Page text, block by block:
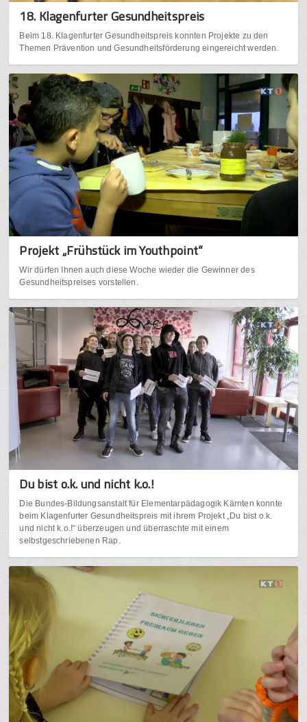
18. Klagenfurter Gesundheitspreis
Beim 18. Klagenfurter Gesundheitspreis konnten Projekte zu den
Themen Prävention und Gesundheitsförderung eingereicht werden.
Projekt „Frühstück im Youthpoint“
Wir dürfen Ihnen auch diese Woche wieder die Gewinner des
Gesundheitspreises vorstellen.
Du bist o.k. und nicht k.o.!
Die Bundes-Bildungsanstalt für Elementarpädagogik Kärnten konnte
beim Klagenfurter Gesundheitspreis mit ihrem Projekt „Du bist o.k.
und nicht k.o.!“ überzeugen und überraschte mit einem
selbstgeschriebenen Rap.